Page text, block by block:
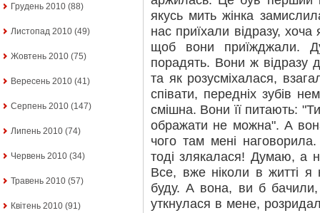
Грудень 2010 (88)
Листопад 2010 (49)
Жовтень 2010 (75)
Вересень 2010 (41)
Серпень 2010 (147)
Липень 2010 (74)
Червень 2010 (34)
Травень 2010 (57)
Квітень 2010 (91)
якусь мить жінка
нас приїхали відразу, хоча
щоб вони приїжджали.
порадять. Вони ж відразу
та як розусміхалася,
співати, передніх зубів
смішна. Вони її питають:
ображати не можна". А
чого там мені
тоді злякалася! Думаю, а
Все, вже ніколи в житті я
буду. А вона, ви б
уткнулася в мене,